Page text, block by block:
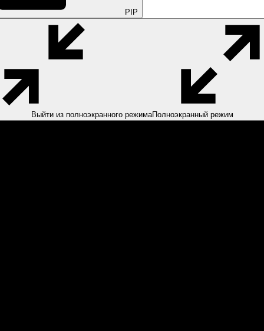
PIP
Выйти из полноэкранного режимаПолноэкранный режим